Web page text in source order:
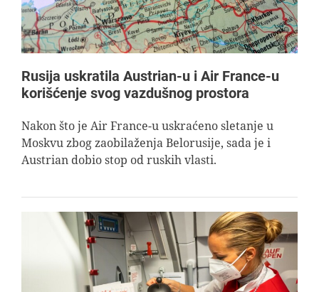
Rusija uskratila Austrian-u i Air France-u
korišćenje svog vazdušnog prostora
Nakon što je Air France-u uskraćeno sletanje u
Moskvu zbog zaobilaženja Belorusije, sada je i
Austrian dobio stop od ruskih vlasti.